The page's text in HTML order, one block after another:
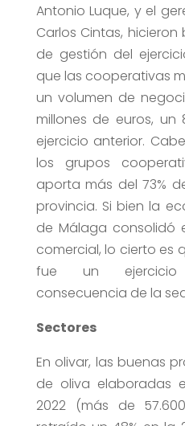
Antonio Luque, y el
Carlos Cintas,
de gestión del
que las cooperativas
un volumen de
millones de euros, un
ejercicio anterior.
los grupos
aporta más del 73%
provincia. Si bien la
de Málaga consolidó
comercial, lo cierto es
fue un ejercicio
consecuencia de la
Sectores
En olivar, las buenas
de oliva elaboradas
2022 (más de